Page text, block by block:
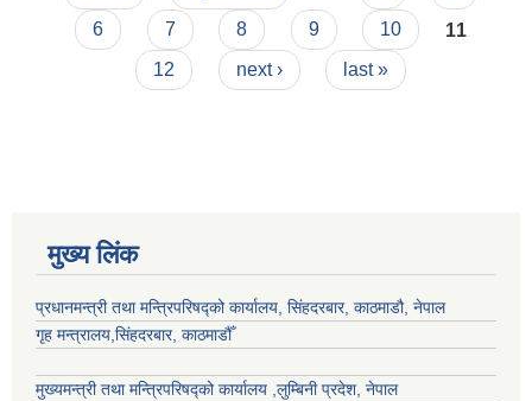
6
7 8 9 10
11
12
next › last »
मुख्य लिंक
प्रधानमन्त्री तथा मन्त्रिपरिषद्को कार्यालय, सिंहदरबार, काठमाडौ, नेपाल
गृह मन्त्रालय,सिंहदरबार, काठमाडौँ
मुख्यमन्त्री तथा मन्त्रिपरिषद्को कार्यालय ,लुम्बिनी प्रदेश, नेपाल